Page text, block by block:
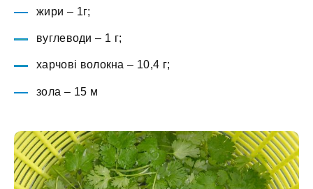
жири – 1г;
вуглеводи – 1 г;
харчові волокна – 10,4 г;
зола – 15 м